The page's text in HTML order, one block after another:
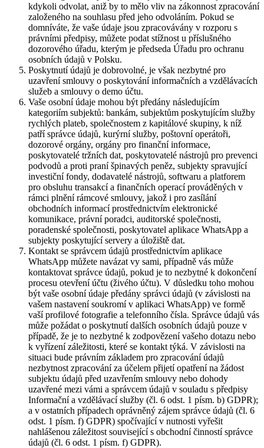
kdykoli odvolat, aniž by to mělo vliv na zákonnost zpracování
založeného na souhlasu před jeho odvoláním. Pokud se
domníváte, že vaše údaje jsou zpracovávány v rozporu s
právními předpisy, můžete podat stížnost u příslušného
dozorového úřadu, kterým je předseda Úřadu pro ochranu
osobních údajů v Polsku.
Poskytnutí údajů je dobrovolné, je však nezbytné pro
uzavření smlouvy o poskytování informačních a vzdělávacích
služeb a smlouvy o demo účtu.
Vaše osobní údaje mohou být předány následujícím
kategoriím subjektů: bankám, subjektům poskytujícím služby
rychlých plateb, společnostem z kapitálové skupiny, k níž
patří správce údajů, kurýrní služby, poštovní operátoři,
dozorové orgány, orgány pro finanční informace,
poskytovatelé tržních dat, poskytovatelé nástrojů pro prevenci
podvodů a proti praní špinavých peněz, subjekty spravující
investiční fondy, dodavatelé nástrojů, softwaru a platforem
pro obsluhu transakcí a finančních operací prováděných v
rámci plnění rámcové smlouvy, jakož i pro zasílání
obchodních informací prostřednictvím elektronické
komunikace, právní poradci, auditorské společnosti,
poradenské společnosti, poskytovatel aplikace WhatsApp a
subjekty poskytující servery a úložiště dat.
Kontakt se správcem údajů prostřednictvím aplikace
WhatsApp můžete navázat vy sami, případně vás může
kontaktovat správce údajů, pokud je to nezbytné k dokončení
procesu otevření účtu (živého účtu). V důsledku toho mohou
být vaše osobní údaje předány správci údajů (v závislosti na
vašem nastavení soukromí v aplikaci WhatsApp) ve formě
vaší profilové fotografie a telefonního čísla. Správce údajů vás
může požádat o poskytnutí dalších osobních údajů pouze v
případě, že je to nezbytné k zodpovězení vašeho dotazu nebo
k vyřízení záležitosti, které se kontakt týká. V závislosti na
situaci bude právním základem pro zpracování údajů
nezbytnost zpracování za účelem přijetí opatření na žádost
subjektu údajů před uzavřením smlouvy nebo dohody
uzavřené mezi vámi a správcem údajů v souladu s předpisy
Informační a vzdělávací služby (čl. 6 odst. 1 písm. b) GDPR);
a v ostatních případech oprávněný zájem správce údajů (čl. 6
odst. 1 písm. f) GDPR) spočívající v nutnosti vyřešit
nahlášenou záležitost související s obchodní činností správce
údajů (čl. 6 odst. 1 písm. f) GDPR).